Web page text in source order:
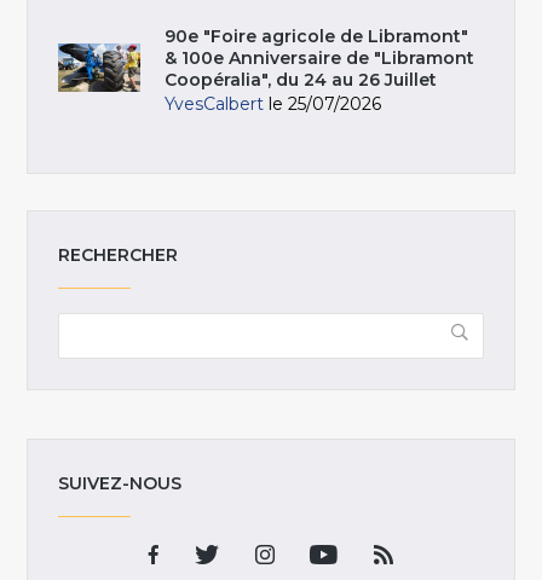
90e "Foire agricole de Libramont"
& 100e Anniversaire de "Libramont
Coopéralia", du 24 au 26 Juillet
YvesCalbert le 25/07/2026
RECHERCHER
SUIVEZ-NOUS